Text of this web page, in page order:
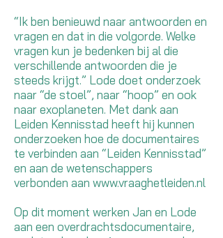
“Ik ben benieuwd naar antwoorden en
vragen en dat in die volgorde. Welke
vragen kun je bedenken bij al die
verschillende antwoorden die je
steeds krijgt.” Lode doet onderzoek
naar “de stoel”, naar “hoop” en ook
naar exoplaneten. Met dank aan
Leiden Kennisstad heeft hij kunnen
onderzoeken hoe de documentaires
te verbinden aan “Leiden Kennisstad”
en aan de wetenschappers
verbonden aan www.vraaghetleiden.nl
Op dit moment werken Jan en Lode
aan een overdrachtsdocumentaire,